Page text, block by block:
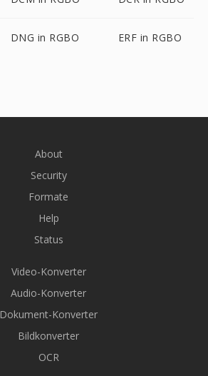
DNG in RGBO ERF in RGBO
About
Security
Formate
Help
Status
Video-Konverter
Audio-Konverter
Dokument-Konverter
Bildkonverter
OCR